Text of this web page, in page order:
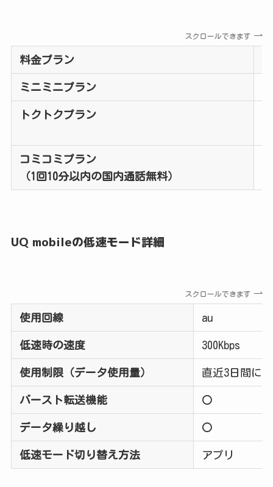
スクロールできます
料金プラン
ミニミニプラン
トクトクプラン
コミコミプラン
（1回10分以内の国内通話無料）
UQ mobileの低速モード詳細
スクロールできます
使用回線 au
低速時の速度 300Kbps
使用制限（データ使用量） 直近3日間に
バースト転送機能 〇
データ繰り越し 〇
低速モード切り替え方法 アプリ